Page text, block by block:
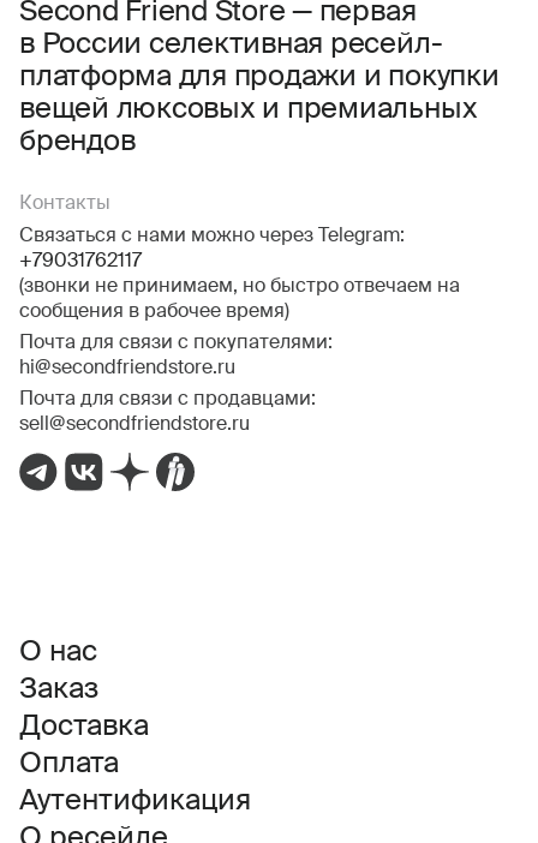
Second Friend Store — первая
в России селективная ресейл-
платформа для продажи и покупки
вещей люксовых и премиальных
брендов
Контакты
Связаться с нами можно через Telegram:
+79031762117
(звонки не принимаем, но быстро отвечаем на
сообщения в рабочее время)
Почта для связи с покупателями:
hi@secondfriendstore.ru
Почта для связи с продавцами:
sell@secondfriendstore.ru
Даю согласие на получение рекламной информации.
О нас
Заказ
Доставка
Оплата
Аутентификация